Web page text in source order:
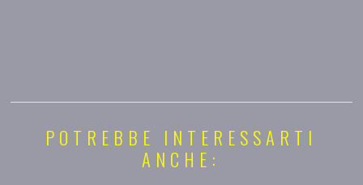
POTREBBE INTERESSARTI
ANCHE: